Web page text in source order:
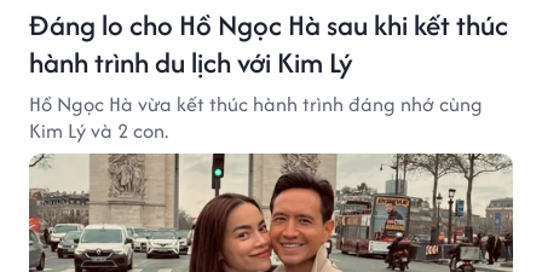
Đáng lo cho Hồ Ngọc Hà sau khi kết thúc
hành trình du lịch với Kim Lý
Hồ Ngọc Hà vừa kết thúc hành trình đáng nhớ cùng
Kim Lý và 2 con.